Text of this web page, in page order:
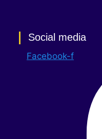
Social media
Facebook-f